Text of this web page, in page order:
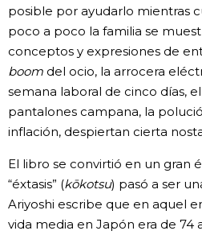
posible por ayudarlo mientras
poco a poco la familia se
conceptos y expresiones de
boomdel ocio, la arrocera
semana laboral de cinco días,
pantalones campana, la
inflación, despiertan cierta
El libro se convirtió en un gran
“éxtasis” (kōkotsu) pasó a ser
Ariyoshi escribe que en aquel
vida media en Japón era de 74